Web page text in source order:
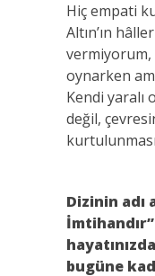
Hiç empati
Altın’ın
oynarken
Kendi yaralı
değil,
Dizinin adı
bugüne